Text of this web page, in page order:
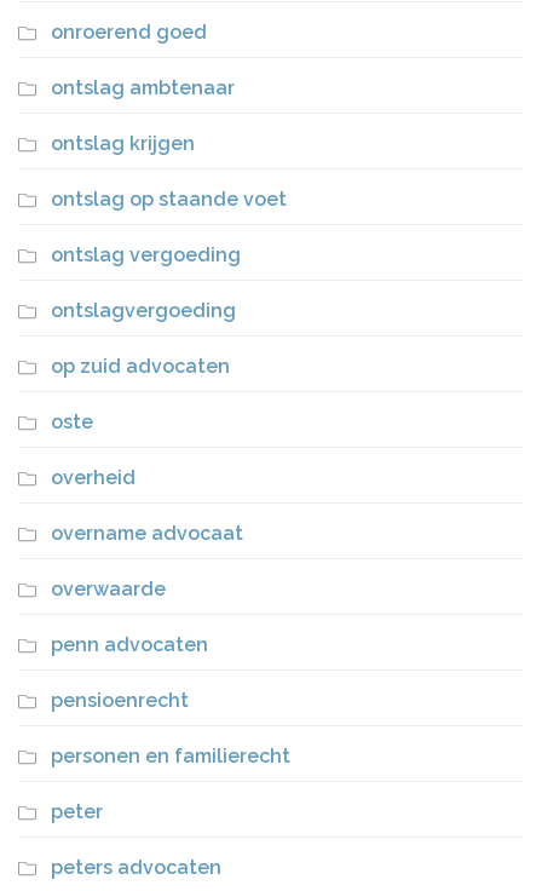
onroerend goed
ontslag ambtenaar
ontslag krijgen
ontslag op staande voet
ontslag vergoeding
ontslagvergoeding
op zuid advocaten
oste
overheid
overname advocaat
overwaarde
penn advocaten
pensioenrecht
personen en familierecht
peter
peters advocaten